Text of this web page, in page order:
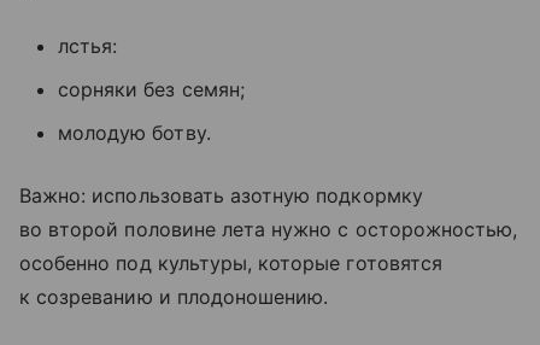
лстья:
сорняки без семян;
молодую ботву.
Важно: использовать азотную подкормку
во второй половине лета нужно с осторожностью,
особенно под культуры, которые готовятся
к созреванию и плодоношению.